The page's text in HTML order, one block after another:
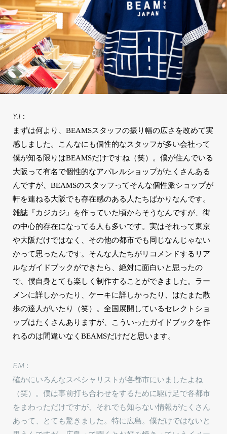
Y.I：
まずは何より、BEAMSスタッフの振り幅の広さを改めて実
感しました。こんなにも個性的なスタッフが多い会社って
僕が知る限りはBEAMSだけですね（笑）。僕が住んでいる
大阪って有名で個性的なアパレルショップがたくさんある
んですが、BEAMSのスタッフってそんな個性派ショップが
軒を連ねる大阪でも存在感のある人たちばかりなんです。
雑誌『カジカジ』を作っていた頃からそうなんですが、街
の中心的存在になってる人も多いです。実はそれって東京
や大阪だけではなく、その他の都市でも同じなんじゃない
かって思ったんです。そんな人たちがリコメンドするリア
ルなガイドブックができたら、絶対に面白いと思ったの
で、僕自身とても楽しく制作することができました。ラー
メンに詳しかったり、ケーキに詳しかったり、はたまた散
歩の達人がいたり（笑）。全国展開しているセレクトショ
ップはたくさんありますが、こういったガイドブックを作
れるのは間違いなくBEAMSだけだと思います。
F.M：
確かにいろんなスペシャリストが各都市にいましたよね
（笑）。僕は事前打ち合わせをするために駆け足で各都市
をまわっただけですが、それでも知らない情報がたくさん
あって、とても驚きました。特に広島。僕だけではないと